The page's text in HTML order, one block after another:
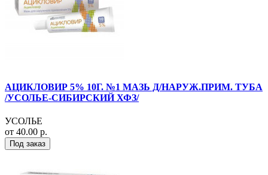
АЦИКЛОВИР 5% 10Г. №1 МАЗЬ Д/НАРУЖ.ПРИМ. ТУБА
/УСОЛЬЕ-СИБИРСКИЙ ХФЗ/
УСОЛЬЕ
от 40.00 р.
Под заказ